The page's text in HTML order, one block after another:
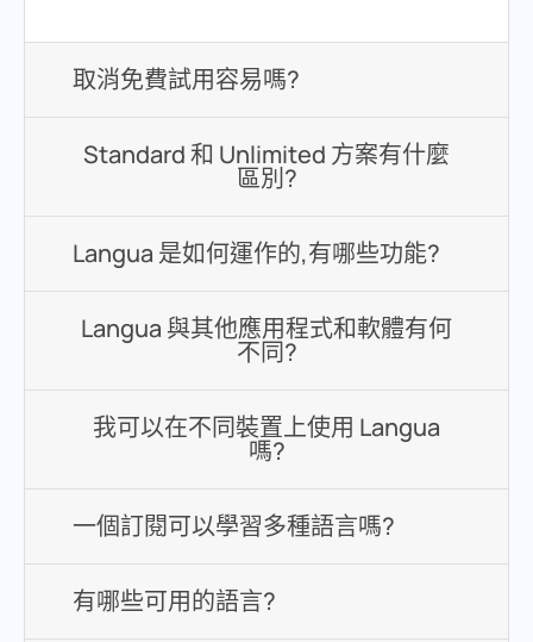
取消免費試用容易嗎?
Standard 和 Unlimited 方案有什麼
區別?
Langua 是如何運作的,有哪些功能?
Langua 與其他應用程式和軟體有何
不同?
我可以在不同裝置上使用 Langua
嗎?
一個訂閱可以學習多種語言嗎?
有哪些可用的語言?